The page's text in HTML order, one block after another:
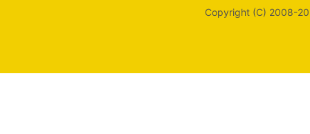
Copyright (C) 2008-